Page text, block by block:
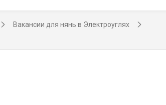
Вакансии для нянь в Электроуглях